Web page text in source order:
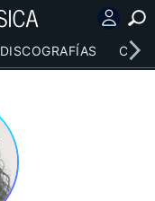
DISCOGRAFÍAS